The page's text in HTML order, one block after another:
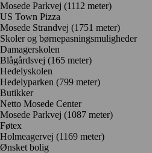
Mosede Parkvej (1112 meter)
US Town Pizza
Mosede Strandvej (1751 meter)
Skoler og børnepasningsmuligheder
Damagerskolen
Blågårdsvej (165 meter)
Hedelyskolen
Hedelyparken (799 meter)
Butikker
Netto Mosede Center
Mosede Parkvej (1087 meter)
Føtex
Holmeagervej (1169 meter)
Ønsket bolig